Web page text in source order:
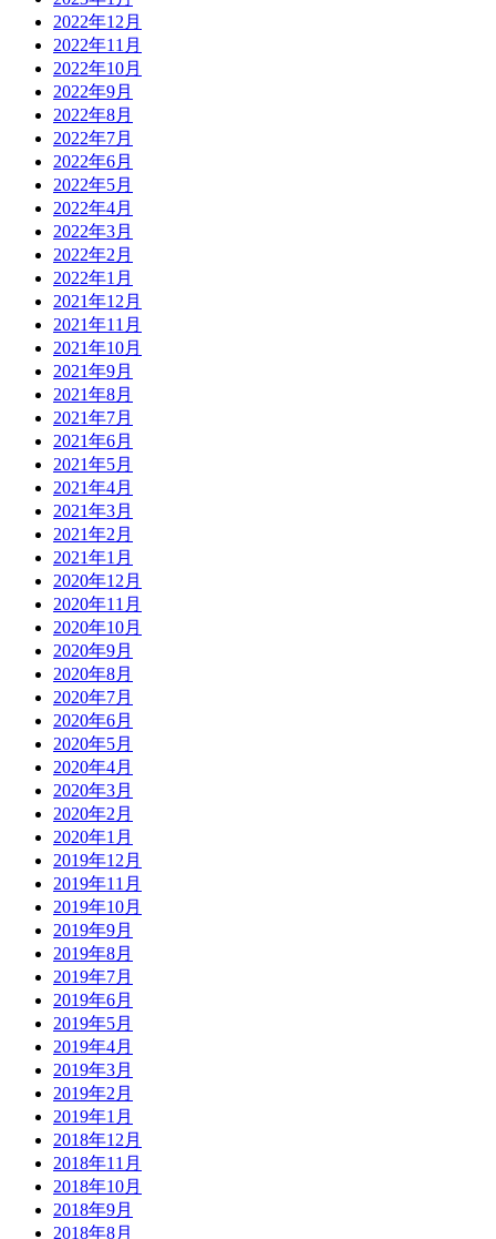
2022年12月
2022年11月
2022年10月
2022年9月
2022年8月
2022年7月
2022年6月
2022年5月
2022年4月
2022年3月
2022年2月
2022年1月
2021年12月
2021年11月
2021年10月
2021年9月
2021年8月
2021年7月
2021年6月
2021年5月
2021年4月
2021年3月
2021年2月
2021年1月
2020年12月
2020年11月
2020年10月
2020年9月
2020年8月
2020年7月
2020年6月
2020年5月
2020年4月
2020年3月
2020年2月
2020年1月
2019年12月
2019年11月
2019年10月
2019年9月
2019年8月
2019年7月
2019年6月
2019年5月
2019年4月
2019年3月
2019年2月
2019年1月
2018年12月
2018年11月
2018年10月
2018年9月
2018年8月